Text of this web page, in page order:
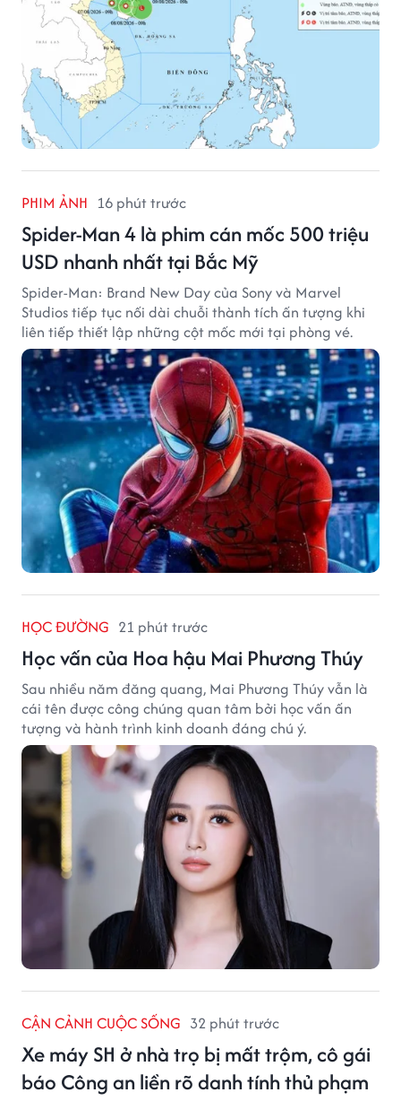
PHIM ẢNH 16 phút trước
Spider-Man 4 là phim cán mốc 500 triệu
USD nhanh nhất tại Bắc Mỹ
Spider-Man: Brand New Day của Sony và Marvel
Studios tiếp tục nối dài chuỗi thành tích ấn tượng khi
liên tiếp thiết lập những cột mốc mới tại phòng vé.
HỌC ĐƯỜNG 21 phút trước
Học vấn của Hoa hậu Mai Phương Thúy
Sau nhiều năm đăng quang, Mai Phương Thúy vẫn là
cái tên được công chúng quan tâm bởi học vấn ấn
tượng và hành trình kinh doanh đáng chú ý.
CẬN CẢNH CUỘC SỐNG 32 phút trước
Xe máy SH ở nhà trọ bị mất trộm, cô gái
báo Công an liền rõ danh tính thủ phạm